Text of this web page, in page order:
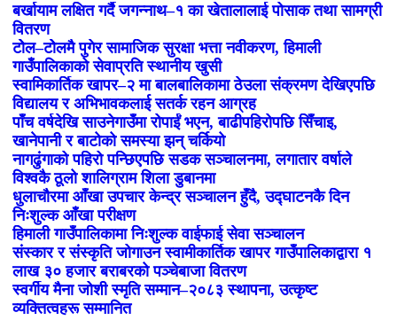
बर्खायाम लक्षित गर्दै जगन्नाथ–१ का खेतालालाई पोसाक तथा सामग्री
वितरण
टोेल–टोेलमै पुगेर सामाजिक सुरक्षा भत्ता नवीकरण, हिमाली
गाउँपालिकाको सेवाप्रति स्थानीय खुसी
स्वामिकार्तिक खापर–२ मा बालबालिकामा ठेउला संक्रमण देखिएपछि
विद्यालय र अभिभावकलाई सतर्क रहन आग्रह
पाँच वर्षदेखि साउनेगाउँमा रोपाईं भएन, बाढीपहिरोपछि सिँचाइ,
खानेपानी र बाटोको समस्या झन् चर्कियो
नागढुंगाको पहिरो पन्छिएपछि सडक सञ्चालनमा, लगातार वर्षाले
विश्वकै ठूलो शालिग्राम शिला डुबानमा
धुलाचौरमा आँखा उपचार केन्द्र सञ्चालन हुँदै, उद्घाटनकै दिन
निःशुल्क आँखा परीक्षण
हिमाली गाउँपालिकामा निःशुल्क वाईफाई सेवा सञ्चालन
संस्कार र संस्कृति जोगाउन स्वामीकार्तिक खापर गाउँपालिकाद्वारा १
लाख ३० हजार बराबरको पञ्चेबाजा वितरण
स्वर्गीय मैना जोशी स्मृति सम्मान–२०८३ स्थापना, उत्कृष्ट
व्यक्तित्वहरू सम्मानित